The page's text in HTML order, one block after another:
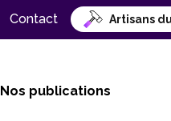
Contact Artisans
Nos publications